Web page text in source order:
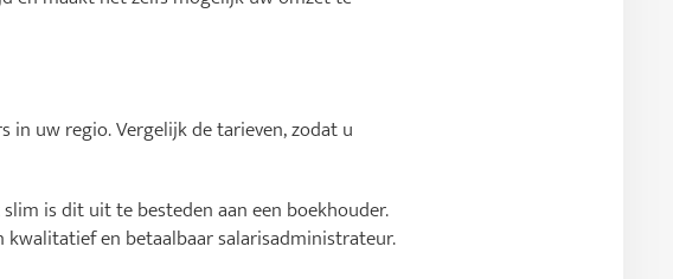
uw regio. Vergelijk de tarieven, zodat u
is dit uit te besteden aan een boekhouder.
en betaalbaar salarisadministrateur.